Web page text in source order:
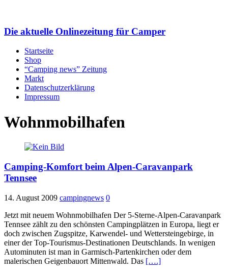
Die aktuelle Onlinezeitung für Camper
Startseite
Shop
“Camping news” Zeitung
Markt
Datenschutzerklärung
Impressum
Wohnmobilhafen
Camping-Komfort beim Alpen-Caravanpark
Tennsee
14. August 2009 campingnews 0
Jetzt mit neuem Wohnmobilhafen Der 5-Sterne-Alpen-Caravanpark
Tennsee zählt zu den schönsten Campingplätzen in Europa, liegt er
doch zwischen Zugspitze, Karwendel- und Wettersteingebirge, in
einer der Top-Tourismus-Destinationen Deutschlands. In wenigen
Autominuten ist man in Garmisch-Partenkirchen oder dem
malerischen Geigenbauort Mittenwald. Das [….]